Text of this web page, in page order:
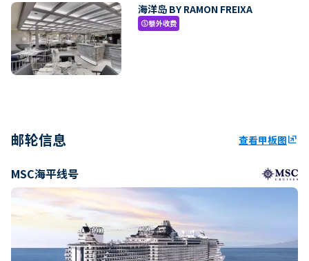
海洋岛 BY RAMON FREIXA
paid额外收费
邮轮信息 查看甲板图ungroup
MSC海平线号